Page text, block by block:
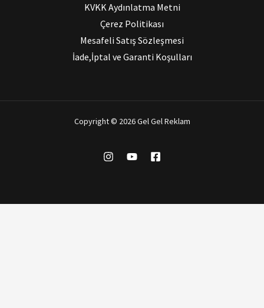
KVKK Aydınlatma Metni
Çerez Politikası
Mesafeli Satış Sözleşmesi
İade,İptal ve Garanti Koşulları
Copyright © 2026 Gel Gel Reklam